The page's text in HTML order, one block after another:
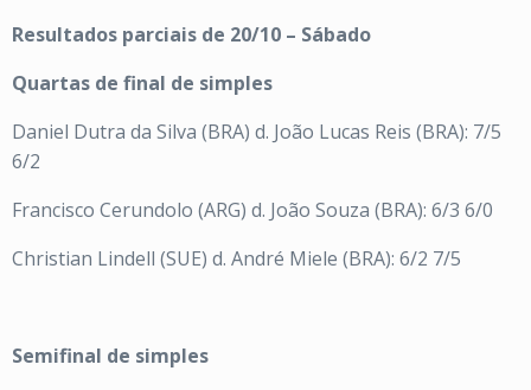
Resultados parciais de 20/10 – Sábado
Quartas de final de simples
Daniel Dutra da Silva (BRA) d. João Lucas Reis (BRA): 7/5
6/2
Francisco Cerundolo (ARG) d. João Souza (BRA): 6/3 6/0
Christian Lindell (SUE) d. André Miele (BRA): 6/2 7/5
Semifinal de simples